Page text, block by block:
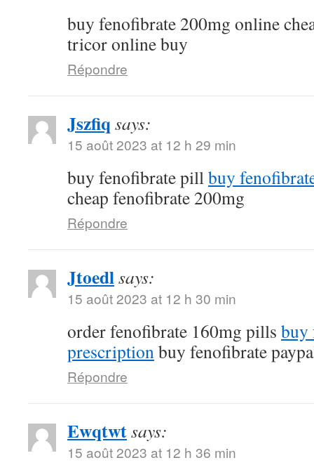
buy fenofibrate 200mg online
tricor online buy
Répondre
Jszfiq says:
15 août 2023 at 12 h 29 min
buy fenofibrate pillbuy
cheap fenofibrate 200mg
Répondre
Jtoedlsays:
15 août 2023 at 12 h 30 min
order fenofibrate 160mg pills buy
prescriptionbuy fenofibrate
Répondre
Ewqtwtsays:
15 août 2023 at 12 h 36 min